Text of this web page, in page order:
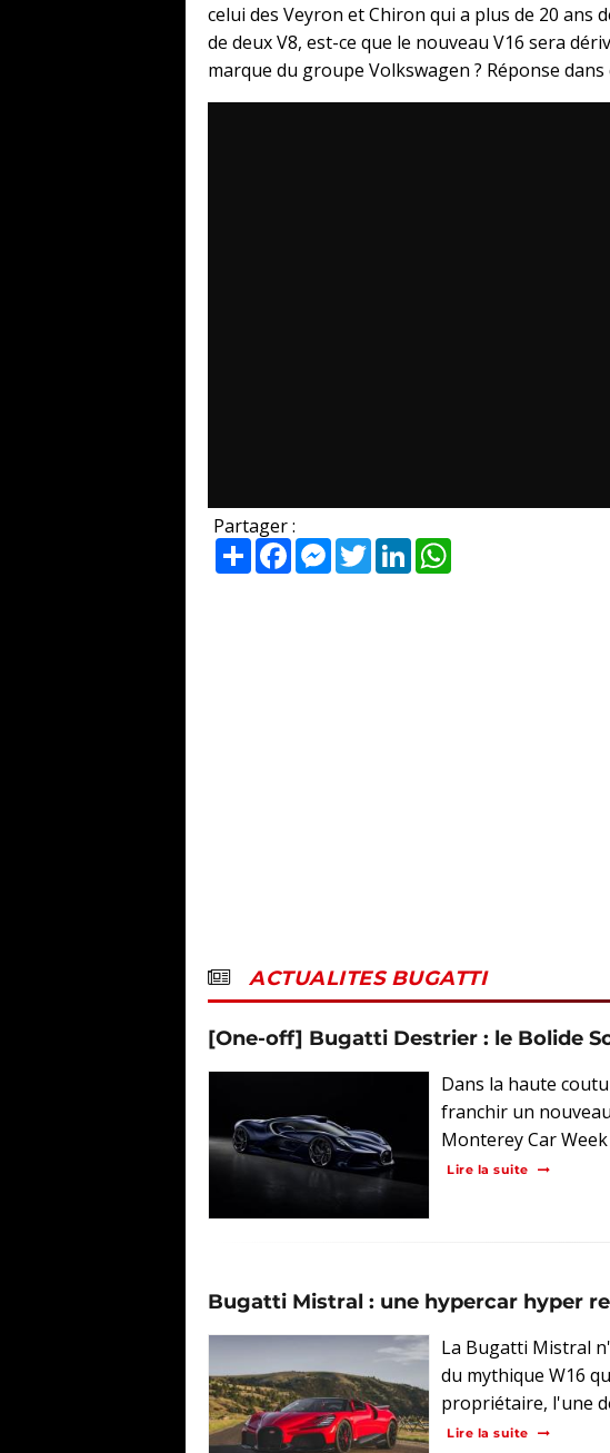
celui des Veyron et Chiron qui a plus de 20 ans
de deux V8, est-ce que le nouveau V16 sera
marque du groupe Volkswagen ? Réponse dans
Partager :
PartagerFacebookMessenger
TwitterLinkedIn
ACTUALITES BUGATTI
[One-off] Bugatti Destrier : le Bolide
Dans la haute
franchir un
Monterey Car
Lire la suite
Bugatti Mistral : une hypercar hyper
La Bugatti Mistral
du mythique W16
propriétaire, l'une
Lire la suite